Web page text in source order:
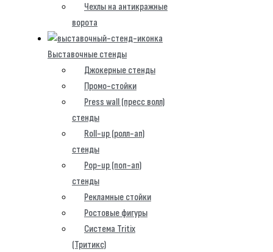
Чехлы на антикражные
ворота
Выставочные стенды
Джокерные стенды
Промо-стойки
Press wall (пресс волл)
стенды
Roll-up (ролл-ап)
стенды
Pop-up (поп-ап)
стенды
Рекламные стойки
Ростовые фигуры
Система Tritix
(Тритикс)